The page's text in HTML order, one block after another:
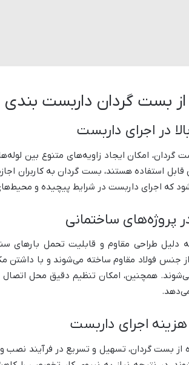
از بست گردان داربست بندی
گردان، امکان ایجاد زاویه‌های متنوع بین
استفاده هستند، بست گردان به کاربران
که اجرای داربست در شرایط پیچیده و
دلیل طراحی مقاوم و قابلیت تحمل بارهای
فولاد مقاوم ساخته می‌شوند و با داشتن
همچنین، امکان تنظیم دقیق محل
از بست گردان، تسهیل و تسریع در فرآیند